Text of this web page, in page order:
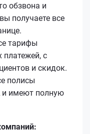
обзвона и
получаете все
тарифы
с
и скидок.
полисы
и имеют полную